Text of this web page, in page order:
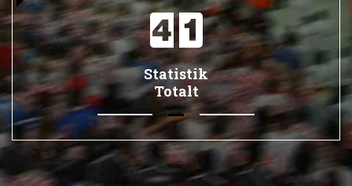
Statistik
Totalt